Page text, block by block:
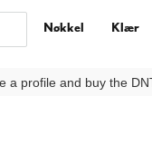
må du lage deg
Nøkkel Klær